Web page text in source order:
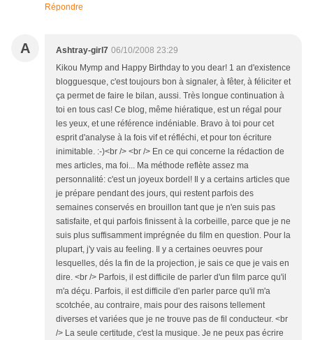
Répondre
A Ashtray-girl7 06/10/2008 23:29
Kikou Mymp and Happy Birthday to you dear! 1 an d'existence
blogguesque, c'est toujours bon à signaler, à fêter, à féliciter et
ça permet de faire le bilan, aussi. Très longue continuation à
toi en tous cas! Ce blog, même hiératique, est un régal pour
les yeux, et une référence indéniable. Bravo à toi pour cet
esprit d'analyse à la fois vif et réfléchi, et pour ton écriture
inimitable. :-)<br /> <br /> En ce qui concerne la rédaction de
mes articles, ma foi... Ma méthode reflète assez ma
personnalité: c'est un joyeux bordel! Il y a certains articles que
je prépare pendant des jours, qui restent parfois des
semaines conservés en brouillon tant que je n'en suis pas
satisfaite, et qui parfois finissent à la corbeille, parce que je ne
suis plus suffisamment imprégnée du film en question. Pour la
plupart, j'y vais au feeling. Il y a certaines oeuvres pour
lesquelles, dés la fin de la projection, je sais ce que je vais en
dire. <br /> Parfois, il est difficile de parler d'un film parce qu'il
m'a déçu. Parfois, il est difficile d'en parler parce qu'il m'a
scotchée, au contraire, mais pour des raisons tellement
diverses et variées que je ne trouve pas de fil conducteur. <br
/> La seule certitude, c'est la musique. Je ne peux pas écrire